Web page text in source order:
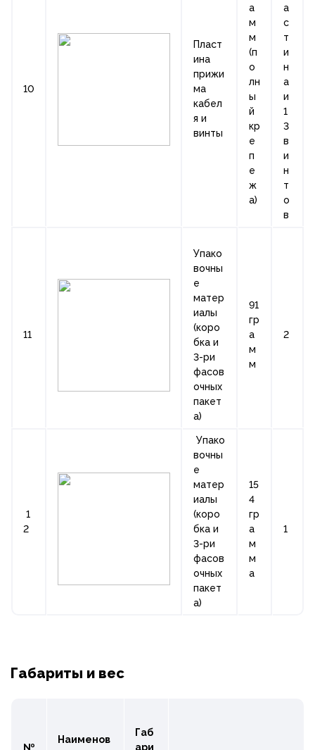
10
Пласт
ина
прижи
ма
кабел
я и
винты
а
м
м
(п
о
лн
ы
й
кр
е
п
е
ж
а)
а
с
т
и
н
а
и
1
3
в
и
н
т
о
в
11
Упако
вочны
е
матер
иалы
(коро
бка и
3-ри
фасов
очных
пакет
а)
91
гр
а
м
м
2
1
2
Упако
вочны
е
матер
иалы
(коро
бка и
3-ри
фасов
очных
пакет
а)
15
4
гр
а
м
м
а
1
Габариты и вес
№
Наименов
Габ
ари